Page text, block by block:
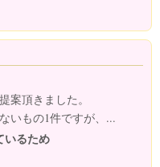
案頂きました。
いもの1件ですが、...
いるため